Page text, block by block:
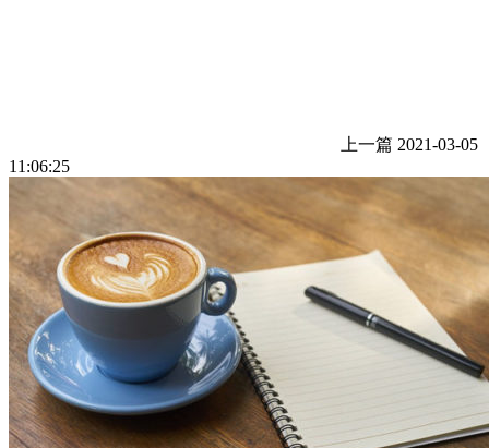
上一篇 2021-03-05
11:06:25